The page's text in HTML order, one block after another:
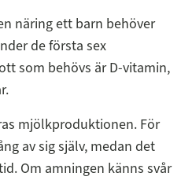
näring ett barn behöver
de första sex
som behövs är D-vitamin,
mjölkproduktionen. För
av sig själv, medan det
Om amningen känns svår